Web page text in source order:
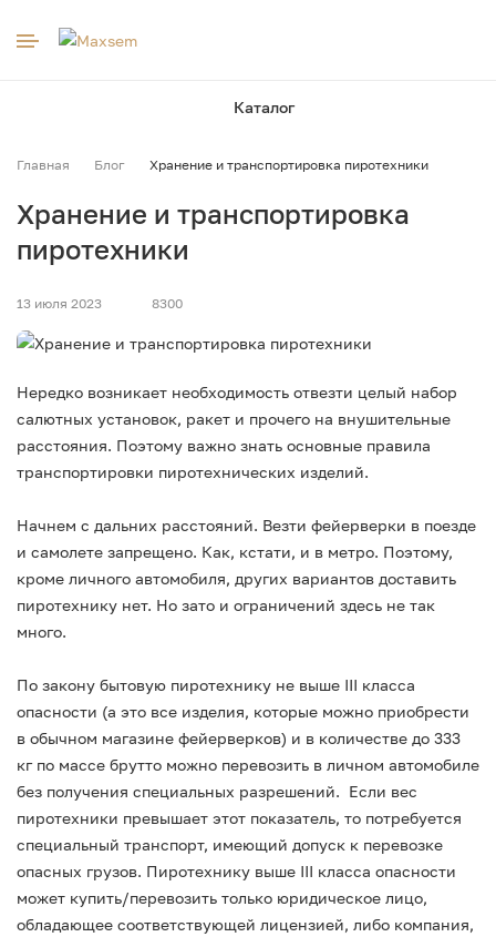
Каталог
Главная Блог Хранение и транспортировка пиротехники
Хранение и транспортировка
пиротехники
13 июля 2023 8300
Нередко возникает необходимость отвезти целый набор
салютных установок, ракет и прочего на внушительные
расстояния. Поэтому важно знать основные правила
транспортировки пиротехнических изделий.
Начнем с дальних расстояний. Везти фейерверки в поезде
и самолете запрещено. Как, кстати, и в метро. Поэтому,
кроме личного автомобиля, других вариантов доставить
пиротехнику нет. Но зато и ограничений здесь не так
много.
По закону бытовую пиротехнику не выше III класса
опасности (а это все изделия, которые можно приобрести
в обычном магазине фейерверков) и в количестве до 333
кг по массе брутто можно перевозить в личном автомобиле
без получения специальных разрешений. Если вес
пиротехники превышает этот показатель, то потребуется
специальный транспорт, имеющий допуск к перевозке
опасных грузов. Пиротехнику выше III класса опасности
может купить/перевозить только юридическое лицо,
обладающее соответствующей лицензией, либо компания,